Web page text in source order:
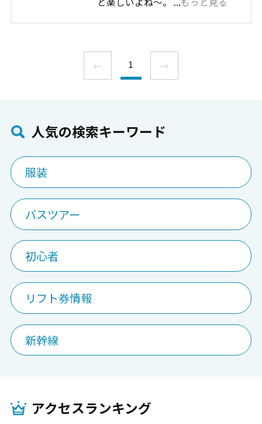
← 1 →
⼈気の検索キーワード
服装
バスツアー
初心者
リフト券情報
新幹線
アクセスランキング